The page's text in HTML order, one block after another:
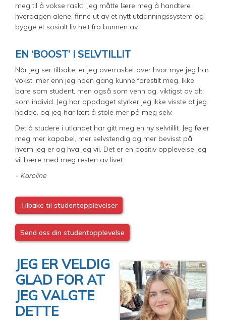
meg til å vokse raskt. Jeg måtte lære meg å handtere
hverdagen alene, finne ut av et nytt utdanningssystem og
bygge et sosialt liv helt fra bunnen av.
EN ‘BOOST’ I SELVTILLIT
Når jeg ser tilbake, er jeg overrasket over hvor mye jeg har
vokst, mer enn jeg noen gang kunne forestilt meg. Ikke
bare som student, men også som venn og, viktigst av alt,
som individ. Jeg har oppdaget styrker jeg ikke visste at jeg
hadde, og jeg har lært å stole mer på meg selv.
Det å studere i utlandet har gitt meg en ny selvtillit. Jeg føler
meg mer kapabel, mer selvstendig og mer bevisst på
hvem jeg er og hva jeg vil. Det er en positiv opplevelse jeg
vil bære med meg resten av livet.
- Karoline
Tilbake til studentopplevelser
Send oss din studentopplevelse
JEG ER VELDIG
GLAD FOR AT
JEG VALGTE
DETTE